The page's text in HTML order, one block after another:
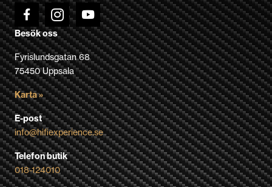
Besök oss
Fyrislundsgatan 68
75450 Uppsala
Karta »
E-post
info@hifiexperience.se
Telefon butik
018-124010